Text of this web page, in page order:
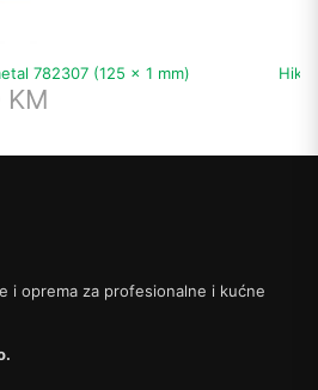
782307 (125 x 1 mm)
KM
i oprema za profesionalne i kućne